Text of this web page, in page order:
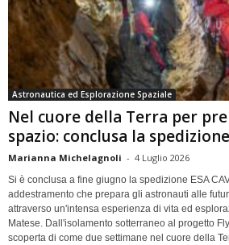
Astronautica ed Esplorazione Spaziale
Nel cuore della Terra per
spazio: conclusa la
Marianna Michelagnoli - 4 Luglio 2026
Si è conclusa a fine giugno la spedizione ESA
addestramento che prepara gli astronauti alle
attraverso un'intensa esperienza di vita ed
Matese. Dall'isolamento sotterraneo al progetto
scoperta di come due settimane nel cuore della